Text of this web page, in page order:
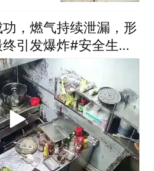
，燃气持续泄漏，形
引发爆炸#安全生产